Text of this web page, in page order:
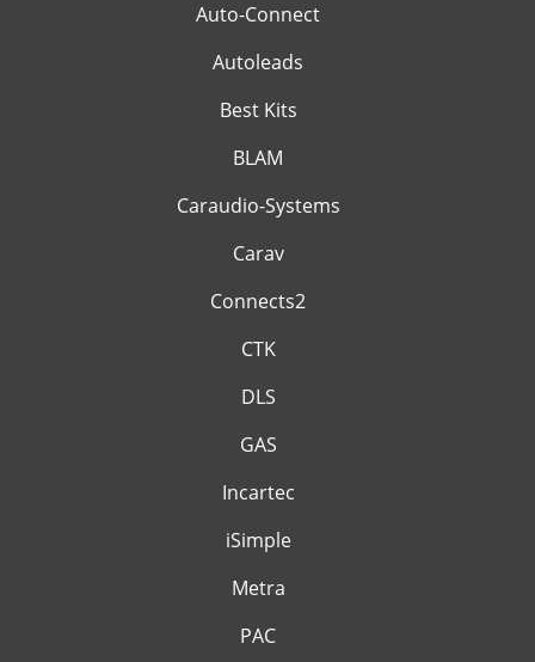
Auto-Connect
Autoleads
Best Kits
BLAM
Caraudio-Systems
Carav
Connects2
CTK
DLS
GAS
Incartec
iSimple
Metra
PAC